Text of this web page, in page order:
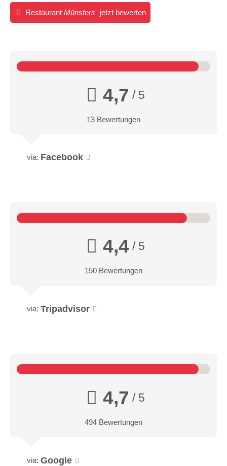
Restaurant Münsters jetzt bewerten
4,7 / 5
13 Bewertungen
via: Facebook
4,4/ 5
150 Bewertungen
via: Tripadvisor
4,7 / 5
494 Bewertungen
via: Google